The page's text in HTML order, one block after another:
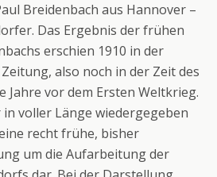
Breidenbach aus Hannover –
Das Ergebnis der frühen
erschien 1910 in der
also noch in der Zeit des
Jahre vor dem Ersten Weltkrieg.
voller Länge wiedergegeben
recht frühe, bisher
um die Aufarbeitung der